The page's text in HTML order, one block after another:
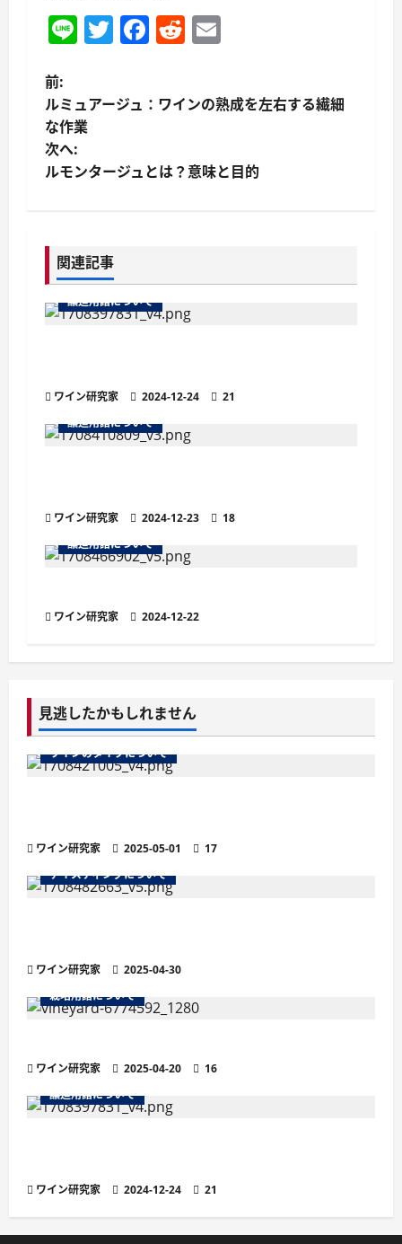
LineTwitter
Facebook
Reddit
投
稿
ナ
ゲ
ー
シ
ン
前:
ルミュアージュ：ワインの熟成を左右する繊細
な作業
次へ:
ルモンタージュとは？意味と目的
関連記事
醸造用語について
ワイン研究家 2024-12-24
21
醸造用語について
ワイン研究家 2024-12-23
18
醸造用語について
ワイン研究家 2024-12-22
見逃したかもしれません
ワインのタイプについて
ワイン研究家 2025-05-01
17
テイスティングについて
ワイン研究家
2025-04-30
栽培用語について
ワイン研究家 2025-04-20
16
醸造用語について
ワイン研究家 2024-12-24 21